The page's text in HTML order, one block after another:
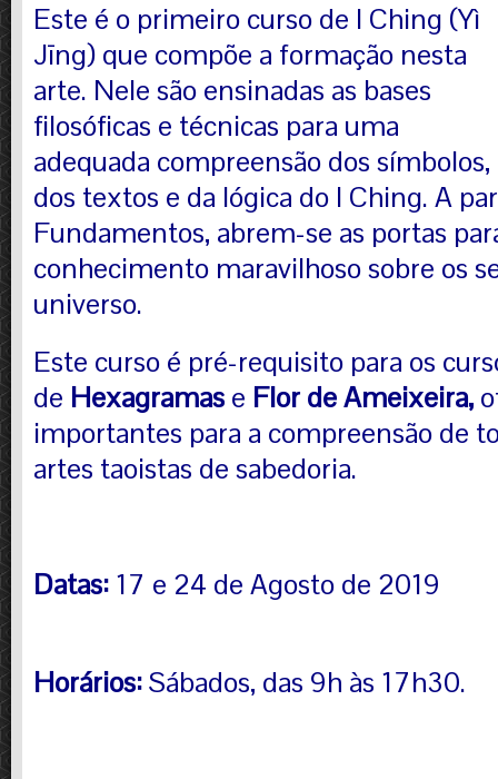
Este é o primeiro curso de I Ching (Yì
Jīng) que compõe a formação nesta
arte. Nele são ensinadas as bases
filosóficas e técnicas para uma
adequada compreensão dos símbolos,
dos textos e da lógica do I Ching. A
Fundamentos, abrem-se as portas
conhecimento maravilhoso sobre os
universo.
Este curso é pré-requisito para os
de Hexagramas e Flor de Ameixeira,
importantes para a compreensão de
artes taoistas de sabedoria.
Datas: 17 e 24 de Agosto de 2019
Horários:Sábados, das 9h às 17h30.